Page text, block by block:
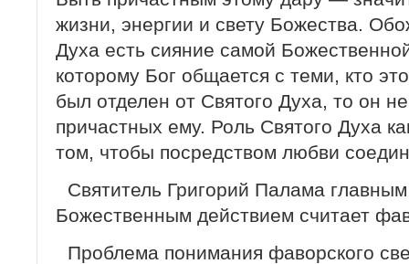
жизни, энергии и свету Божества.
Духа есть сияние самой
которому Бог общается с теми, кто
был отделен от Святого Духа, то он
причастных ему. Роль Святого Духа
том, чтобы посредством любви
Святитель Григорий Палама главным
Божественным действием считает
Проблема понимания фаворского